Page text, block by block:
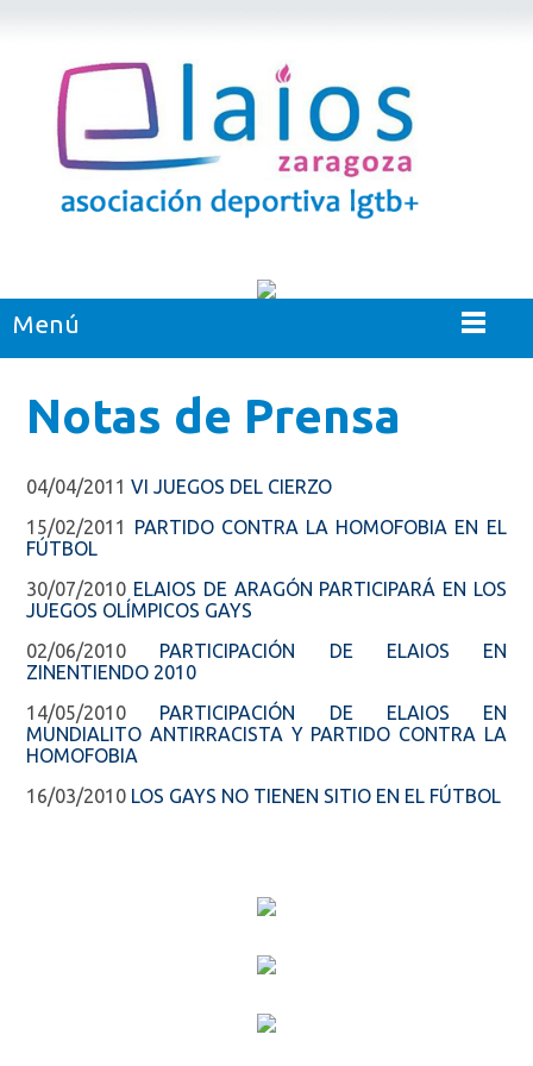
Menú
Notas de Prensa
04/04/2011VI JUEGOS DEL CIERZO
15/02/2011 PARTIDO CONTRA LA HOMOFOBIA EN EL
FÚTBOL
30/07/2010 ELAIOS DE ARAGÓN PARTICIPARÁ EN LOS
JUEGOS OLÍMPICOS GAYS
02/06/2010 PARTICIPACIÓN DE ELAIOS EN
ZINENTIENDO 2010
14/05/2010 PARTICIPACIÓN DE ELAIOS EN
MUNDIALITO ANTIRRACISTA Y PARTIDO CONTRA LA
HOMOFOBIA
16/03/2010 LOS GAYS NO TIENEN SITIO EN EL FÚTBOL